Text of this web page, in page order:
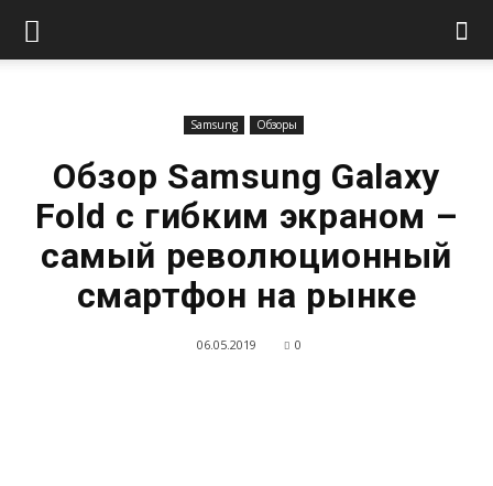
Samsung Обзоры
Обзор Samsung Galaxy
Fold с гибким экраном –
самый революционный
смартфон на рынке
06.05.2019 0